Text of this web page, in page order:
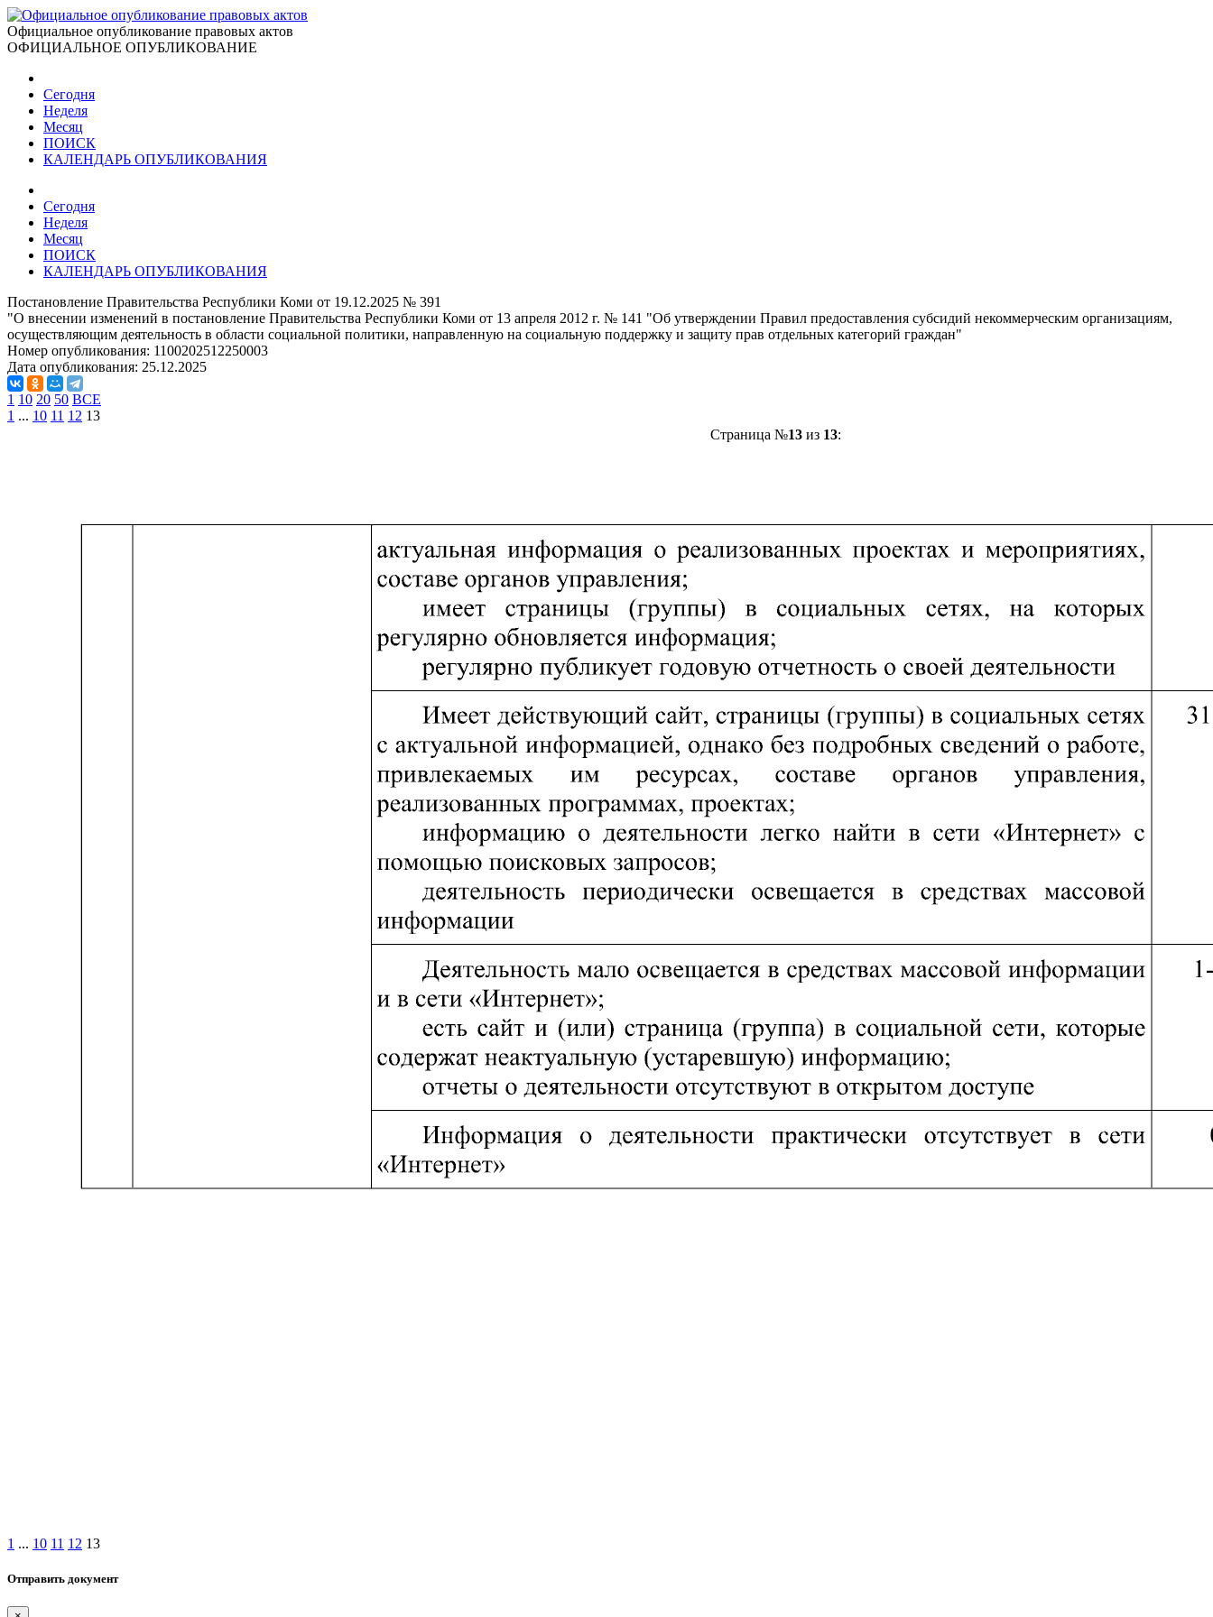
Официальное опубликование правовых актов
ОФИЦИАЛЬНОЕ ОПУБЛИКОВАНИЕ
Сегодня
Неделя
Месяц
ПОИСК
КАЛЕНДАРЬ ОПУБЛИКОВАНИЯ
Сегодня
Неделя
Месяц
ПОИСК
КАЛЕНДАРЬ ОПУБЛИКОВАНИЯ
Постановление Правительства Республики Коми от 19.12.2025 № 391
"О внесении изменений в постановление Правительства Республики Коми от 13 апреля 2012 г. № 141 "Об утверждении Правил предоставления субсидий некоммерческим организациям,
осуществляющим деятельность в области социальной политики, направленную на социальную поддержку и защиту прав отдельных категорий граждан"
Номер опубликования: 1100202512250003
Дата опубликования: 25.12.2025
1 10 20 50 ВСЕ
1 ... 10 11 12 13
Страница №13 из 13:
1 ... 10 11 12 13
Отправить документ